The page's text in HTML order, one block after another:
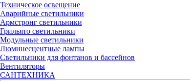
Техническое освещение
Аварийные светильники
Армстронг светильники
Грильято светильники
Модульные светильники
Люминесцентные лампы
Светильники для фонтанов и бассейнов
Вентиляторы
САНТЕХНИКА